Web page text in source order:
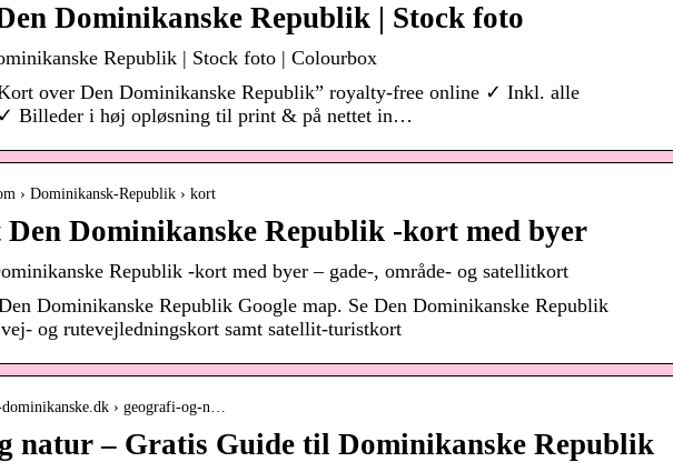
Dominikanske Republik | Stock foto
Republik | Stock foto | Colourbox
over Den Dominikanske Republik” royalty-free online ✓ Inkl. alle
Billeder i høj opløsning til print & på nettet in…
› Dominikansk-Republik › kort
Dominikanske Republik -kort med byer
Republik -kort med byer – gade-, område- og satellitkort
Dominikanske Republik Google map. Se Den Dominikanske Republik
og rutevejledningskort samt satellit-turistkort
› geografi-og-n…
natur – Gratis Guide til Dominikanske Republik